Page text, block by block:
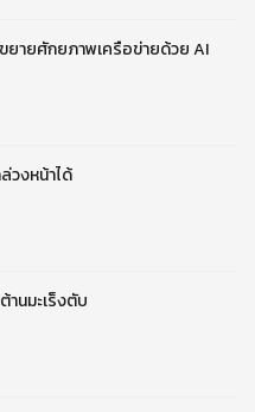
ยายศักยภาพเครือข่ายด้วย AI
วงหน้าได้
นมะเร็งตับ